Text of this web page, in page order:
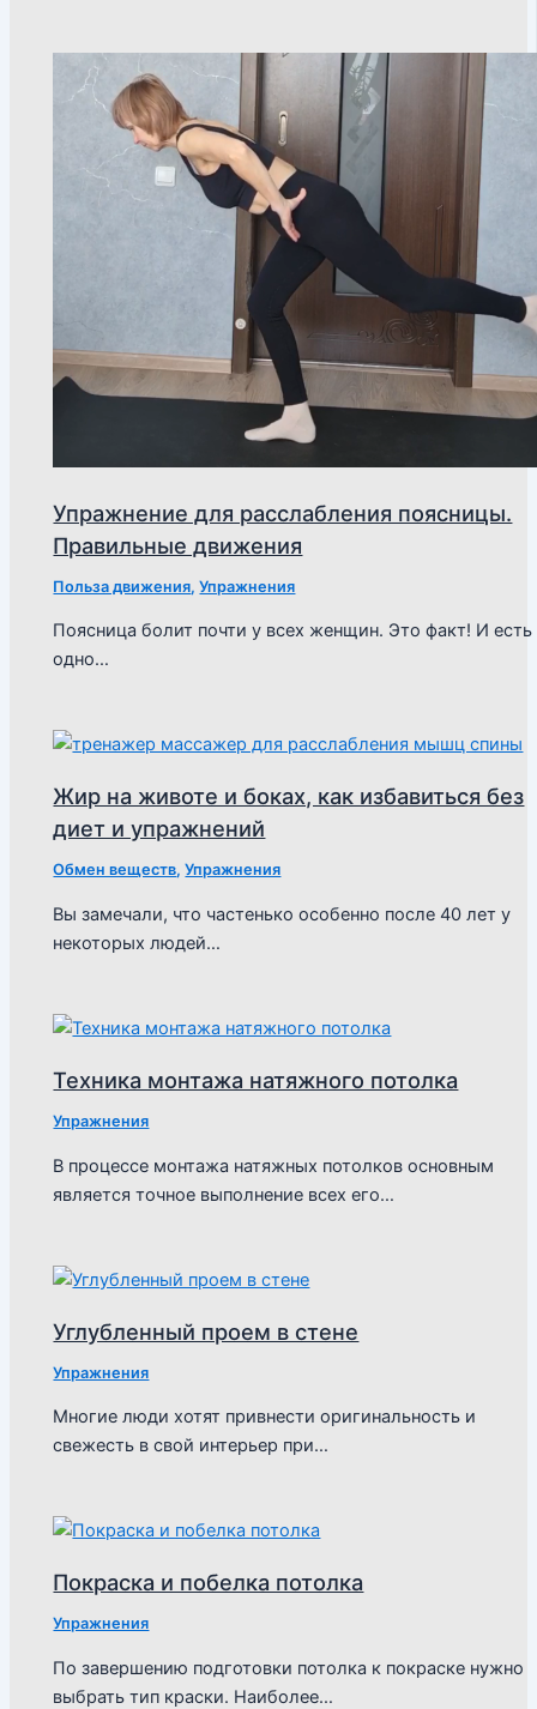
Упражнение для расслабления поясницы.
Правильные движения
Польза движения,Упражнения
Поясница болит почти у всех женщин. Это факт! И есть
одно…
Жир на животе и боках, как избавиться без
диет и упражнений
Обмен веществ,Упражнения
Вы замечали, что частенько особенно после 40 лет у
некоторых людей…
Техника монтажа натяжного потолка
Упражнения
В процессе монтажа натяжных потолков основным
является точное выполнение всех его…
Углубленный проем в стене
Упражнения
Многие люди хотят привнести оригинальность и
свежесть в свой интерьер при…
Покраска и побелка потолка
Упражнения
По завершению подготовки потолка к покраске нужно
выбрать тип краски. Наиболее…